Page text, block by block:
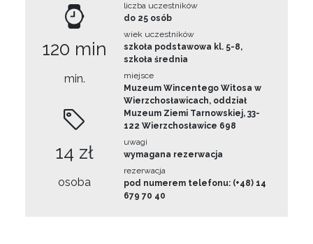
120 min
min.
14 zł
osoba
liczba uczestników
do 25 osób
wiek uczestników
szkoła podstawowa kl. 5-8,
szkoła średnia
miejsce
Muzeum Wincentego Witosa w
Wierzchosławicach, oddział
Muzeum Ziemi Tarnowskiej, 33-
122 Wierzchosławice 698
uwagi
wymagana rezerwacja
rezerwacja
pod numerem telefonu: (+48) 14
679 70 40